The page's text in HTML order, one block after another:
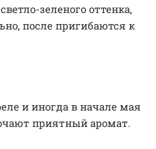
зеленого оттенка,
после пригибаются к
и иногда в начале мая
приятный аромат.